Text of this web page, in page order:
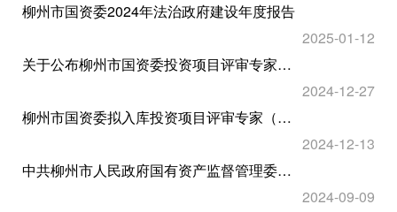
柳州市国资委2024年法治政府建设年度报告
2025-01-12
关于公布柳州市国资委投资项目评审专家名单（第一批）的通告
2024-12-27
柳州市国资委拟入库投资项目评审专家（第一批）公示
2024-12-13
中共柳州市人民政府国有资产监督管理委员会委员会关于巡察整改情况的通报
2024-09-09